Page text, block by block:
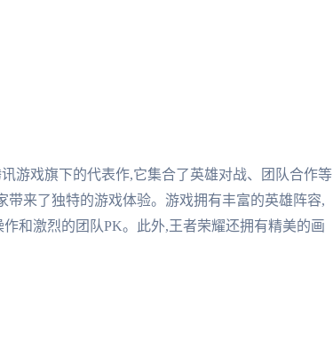
游戏旗下的代表作,它集合了英雄对战、团队合作等
来了独特的游戏体验。游戏拥有丰富的英雄阵容,
和激烈的团队PK。此外,王者荣耀还拥有精美的画